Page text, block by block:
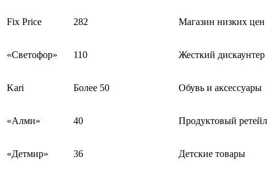
Fix Price 282 Магазин низких цен
«Светофор» 110 Жесткий дискаунтер
Kari Более 50 Обувь и аксессуары
«Алми» 40 Продуктовый ретейл
«Детмир» 36 Детские товары